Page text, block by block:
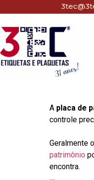
A placa de
controle
Geralmente
patrimônio
encontra.